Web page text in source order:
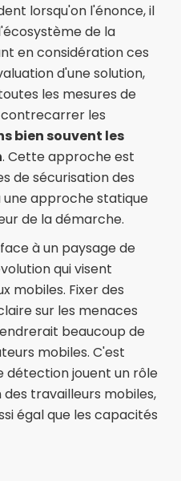
lorsqu'on l'énonce, il
de la
en considération ces
d'une solution,
les mesures de
les
bien souvent les
. Cette approche est
de sécurisation des
approche statique
de la démarche.
à un paysage de
qui visent
mobiles. Fixer des
sur les menaces
beaucoup de
mobiles. C'est
détection jouent un rôle
travailleurs mobiles,
égal que les capacités